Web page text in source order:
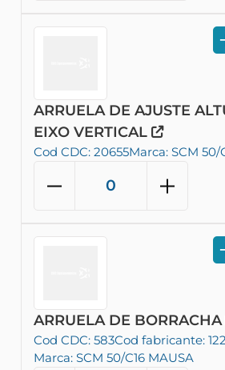
ARRUELA DE AJUSTE
EIXO VERTICAL
Cod CDC: 20655Marca: SCM 50/
ARRUELA DE BORRACHA
Cod CDC: 583Cod fabricante:
Marca: SCM 50/C16 MAUSA